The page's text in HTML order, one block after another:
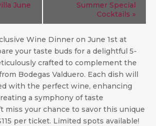
June
Summer Special
Cocktails »
Wine Dinner on June 1st at
your taste buds for a delightful 5-
crafted to complement the
Bodegas Valduero. Each dish will
with the perfect wine, enhancing
a symphony of taste
miss your chance to savor this unique
per ticket. Limited spots available!